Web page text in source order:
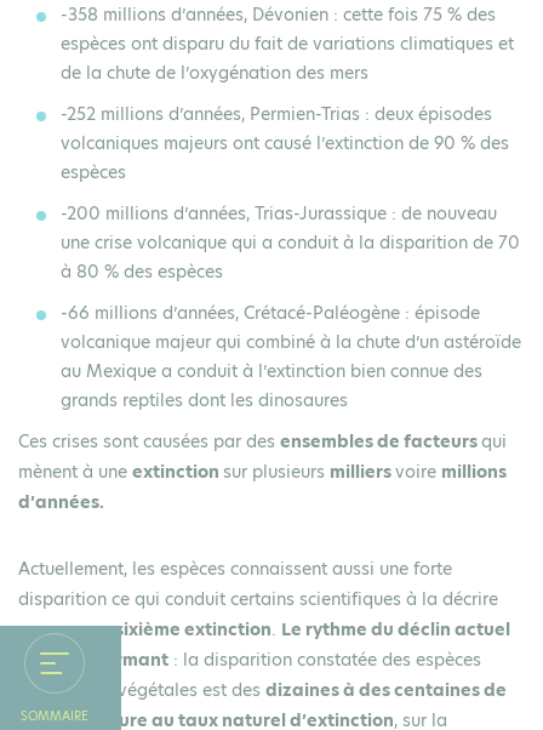
-358 millions d’années, Dévonien : cette fois 75 % des
espèces ont disparu du fait de variations climatiques et
de la chute de l’oxygénation des mers
-252 millions d’années, Permien-Trias : deux épisodes
volcaniques majeurs ont causé l’extinction de 90 % des
espèces
-200 millions d’années, Trias-Jurassique : de nouveau
une crise volcanique qui a conduit à la disparition de 70
à 80 % des espèces
-66 millions d’années, Crétacé-Paléogène : épisode
volcanique majeur qui combiné à la chute d’un astéroïde
au Mexique a conduit à l’extinction bien connue des
grands reptiles dont les dinosaures
Ces crises sont causées par des ensembles de facteursqui
mènent à une extinction sur plusieurs milliersvoire millions
d’années.
Actuellement, les espèces connaissent aussi une forte
disparition ce qui conduit certains scientifiques à la décrire
comme unesixième extinction. Le rythme du déclin actuel
est très alarmant : la disparition constatée des espèces
animales et végétales est des dizaines à des centaines de
fois supérieure au taux naturel d’extinction, sur la
SOMMAIRE